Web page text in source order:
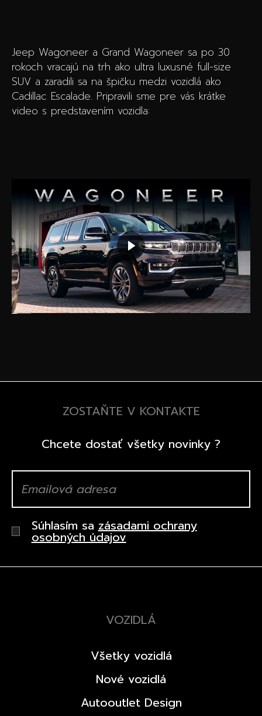
Jeep Wagoneer a Grand Wagoneer sa po 30
rokoch vracajú na trh ako ultra luxusné full-size
SUV a zaradili sa na špičku medzi vozidlá ako
Cadillac Escalade. Pripravili sme pre vás krátke
video s predstavením vozidla:
ZOSTAŇTE V KONTAKTE
Chcete dostať všetky novinky ?
Súhlasím sa zásadami ochrany
osobných údajov
VOZIDLÁ
Všetky vozidlá
Nové vozidlá
Autooutlet Design